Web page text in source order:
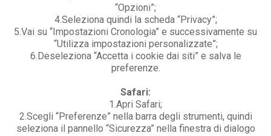
“Opzioni”;
4.Seleziona quindi la scheda “Privacy”;
5.Vai su “Impostazioni Cronologia” e successivamente su
“Utilizza impostazioni personalizzate”;
6.Deseleziona “Accetta i cookie dai siti” e salva le
preferenze.
Safari:
1.Apri Safari;
2.Scegli “Preferenze” nella barra degli strumenti, quindi
seleziona il pannello “Sicurezza” nella finestra di dialogo